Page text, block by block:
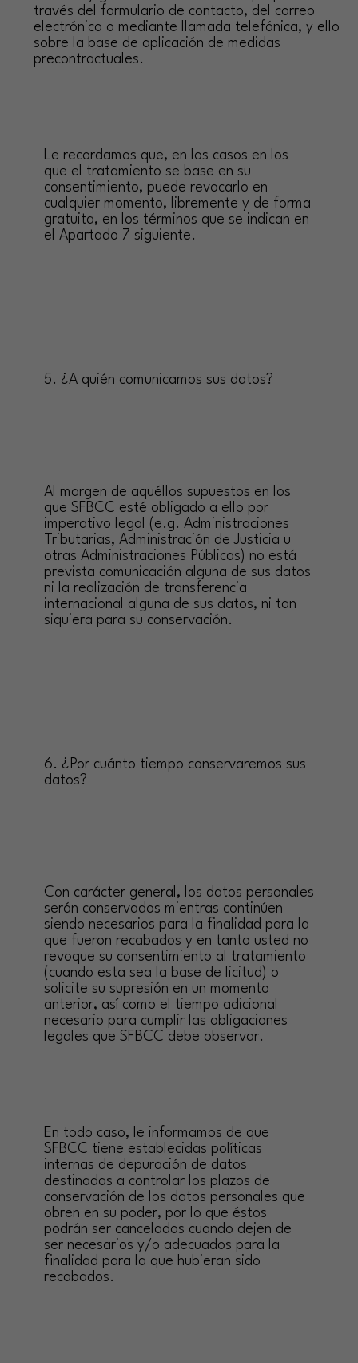
través del formulario de contacto, del correo
electrónico o mediante llamada telefónica, y ello
sobre la base de aplicación de medidas
precontractuales.
Le recordamos que, en los casos en los
que el tratamiento se base en su
consentimiento, puede revocarlo en
cualquier momento, libremente y de forma
gratuita, en los términos que se indican en
el Apartado 7 siguiente.
5. ¿A quién comunicamos sus datos?
Al margen de aquéllos supuestos en los
que SFBCC esté obligado a ello por
imperativo legal (e.g. Administraciones
Tributarias, Administración de Justicia u
otras Administraciones Públicas) no está
prevista comunicación alguna de sus datos
ni la realización de transferencia
internacional alguna de sus datos, ni tan
siquiera para su conservación.
6. ¿Por cuánto tiempo conservaremos sus
datos?
Con carácter general, los datos personales
serán conservados mientras continúen
siendo necesarios para la finalidad para la
que fueron recabados y en tanto usted no
revoque su consentimiento al tratamiento
(cuando esta sea la base de licitud) o
solicite su supresión en un momento
anterior, así como el tiempo adicional
necesario para cumplir las obligaciones
legales que SFBCC debe observar.
En todo caso, le informamos de que
SFBCC tiene establecidas políticas
internas de depuración de datos
destinadas a controlar los plazos de
conservación de los datos personales que
obren en su poder, por lo que éstos
podrán ser cancelados cuando dejen de
ser necesarios y/o adecuados para la
finalidad para la que hubieran sido
recabados.